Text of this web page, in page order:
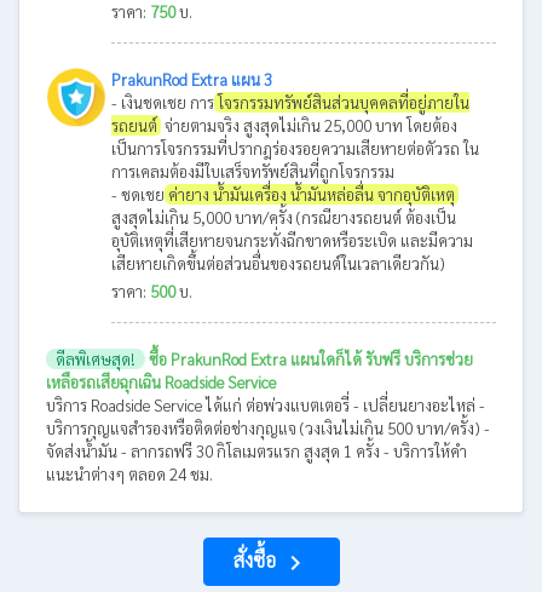
ราคา: 750บ.
PrakunRod Extra แผน 3
- เงินชดเชย การโจรกรรมทรัพย์สินส่วนบุคคลที่อยู่ภายใน
รถยนต์ จ่ายตามจริง สูงสุดไม่เกิน 25,000 บาท โดยต้อง
เป็นการโจรกรรมที่ปรากฎร่องรอยความเสียหายต่อตัวรถ ใน
การเคลมต้องมีใบเสร็จทรัพย์สินที่ถูกโจรกรรม
- ชดเชย ค่ายาง น้ำมันเครื่อง น้ำมันหล่อลื่น จากอุบัติเหตุ
สูงสุดไม่เกิน 5,000 บาท/ครั้ง (กรณียางรถยนต์ ต้องเป็น
อุบัติเหตุที่เสียหายจนกระทั่งฉีกขาดหรือระเบิด และมีความ
เสียหายเกิดขึ้นต่อส่วนอื่นของรถยนต์ในเวลาเดียวกัน)
ราคา: 500บ.
ดีลพิเศษสุด!
ซื้อ PrakunRod Extra แผนใดก็ได้ รับฟรี บริการช่วย
เหลือรถเสียฉุกเฉิน Roadside Service
บริการ Roadside Service ได้แก่ ต่อพ่วงแบตเตอรี่ - เปลี่ยนยางอะไหล่ -
บริการกุญแจสำรองหรือติดต่อช่างกุญแจ (วงเงินไม่เกิน 500 บาท/ครั้ง) -
จัดส่งน้ำมัน - ลากรถฟรี 30 กิโลเมตรแรก สูงสุด 1 ครั้ง - บริการให้คำ
แนะนำต่างๆ ตลอด 24 ชม.
สั่งซื้อ navigate_next